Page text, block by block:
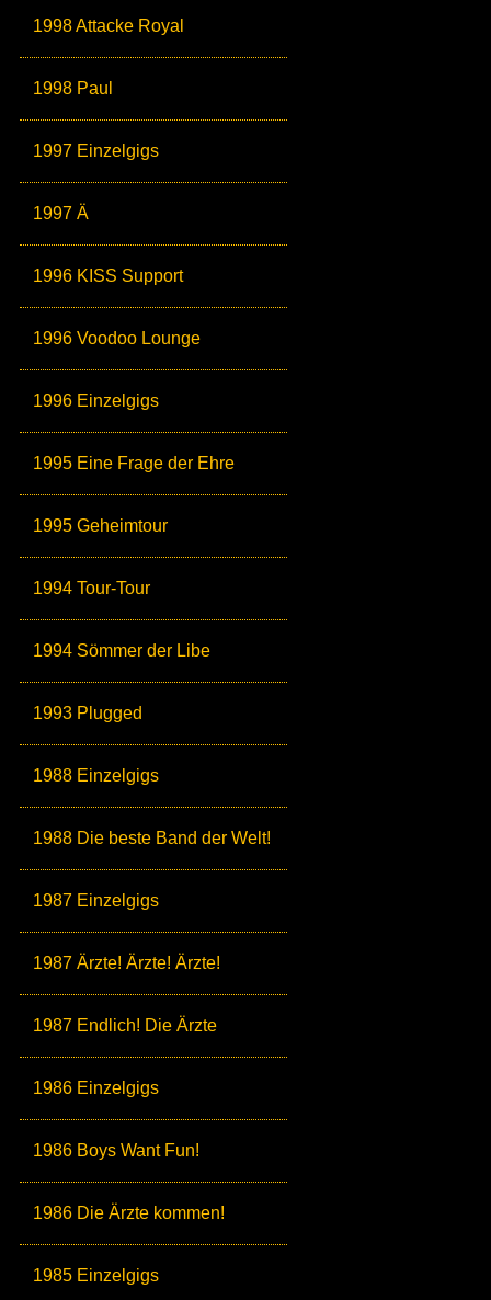
1998 Attacke Royal
1998 Paul
1997 Einzelgigs
1997 Ä
1996 KISS Support
1996 Voodoo Lounge
1996 Einzelgigs
1995 Eine Frage der Ehre
1995 Geheimtour
1994 Tour-Tour
1994 Sömmer der Libe
1993 Plugged
1988 Einzelgigs
1988 Die beste Band der Welt!
1987 Einzelgigs
1987 Ärzte! Ärzte! Ärzte!
1987 Endlich! Die Ärzte
1986 Einzelgigs
1986 Boys Want Fun!
1986 Die Ärzte kommen!
1985 Einzelgigs